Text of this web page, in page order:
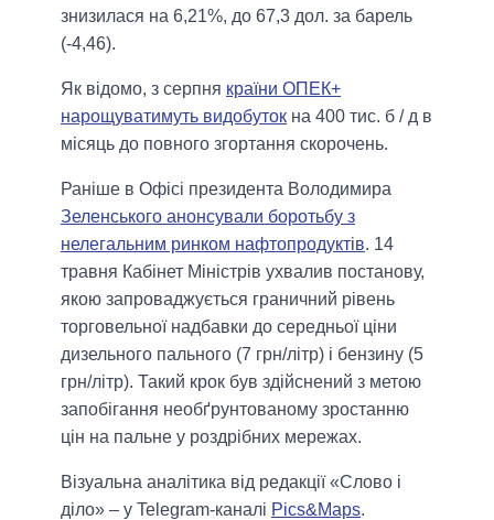
знизилася на 6,21%, до 67,3 дол. за барель
(-4,46).
Як відомо, з серпня країни ОПЕК+
нарощуватимуть видобуток на 400 тис. б / д в
місяць до повного згортання скорочень.
Раніше в Офісі президента Володимира
Зеленського анонсували боротьбу з
нелегальним ринком нафтопродуктів. 14
травня Кабінет Міністрів ухвалив постанову,
якою запроваджується граничний рівень
торговельної надбавки до середньої ціни
дизельного пального (7 грн/літр) і бензину (5
грн/літр). Такий крок був здійснений з метою
запобігання необґрунтованому зростанню
цін на пальне у роздрібних мережах.
Візуальна аналітика від редакції «Слово і
діло» – у Telegram-каналі Pics&Maps.